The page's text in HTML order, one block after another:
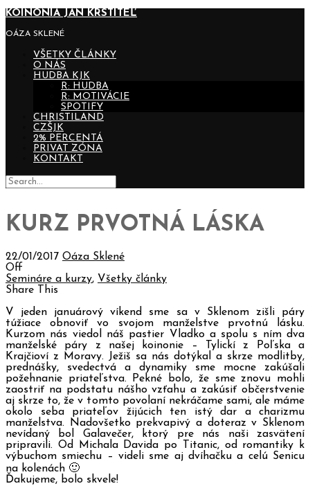
KOINONIA JÁN KRSTITEĽ
OÁZA SKLENÉ
VŠETKY ČLÁNKY
O NÁS
HUDBA KJK
R: HUDBA
R: MOTIVÁCIE
SPOTIFY
CHRISTILAND
CZŠJK
2% PERCENTÁ
PRIVAT ZÓNA
KONTAKT
KURZ PRVOTNÁ LÁSKA
22/01/2017 Oáza Sklené
Off
Semináre a kurzy, Všetky články
Share This
V jeden januárový víkend sme sa v Sklenom zišli páry
túžiace obnoviť vo svojom manželstve prvotnú lásku.
Kurzom nás viedol náš pastier Vladko a spolu s ním dva
manželské páry z našej koinonie – Tylickí z Poľska a
Krajčioví z Moravy. Ježiš sa nás dotýkal a skrze modlitby,
prednášky, svedectvá a dynamiky sme mocne zakúšali
požehnanie priateľstva. Pekné bolo, že sme znovu mohli
zaostriť na podstatu nášho vzťahu a zakúsiť občerstvenie
aj skrze to, že v tomto povolaní nekráčame sami, ale máme
okolo seba priateľov žijúcich ten istý dar a charizmu
manželstva. Nadovšetko prekvapivý a doteraz v Sklenom
nevídaný bol Galavečer, ktorý pre nás naši zasvätení
pripravili. Od Michala Davida po Titanic, od romantiky k
výbuchom smiechu – videli sme aj dvíhačku a celú Senicu
na kolenách 🙂
Ďakujeme, bolo skvele!